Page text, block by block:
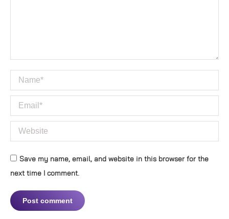
Name *
Email *
Website
Save my name, email, and website in this browser for the
next time I comment.
Post comment